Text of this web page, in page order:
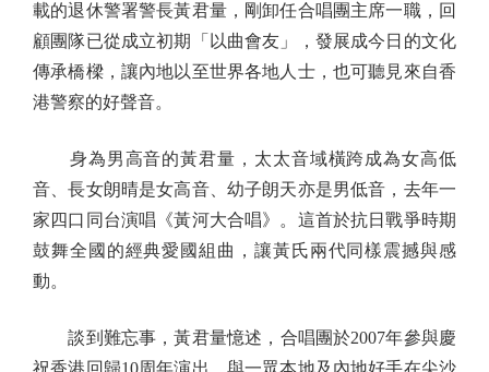
載的退休警署警長黃君量，剛卸任合唱團主席一職，回
顧團隊已從成立初期「以曲會友」，發展成今日的文化
傳承橋樑，讓內地以至世界各地人士，也可聽見來自香
港警察的好聲音。
身為男高音的黃君量，太太音域橫跨成為女高低
音、長女朗晴是女高音、幼子朗天亦是男低音，去年一
家四口同台演唱《黃河大合唱》。這首於抗日戰爭時期
鼓舞全國的經典愛國組曲，讓黃氏兩代同樣震撼與感
動。
談到難忘事，黃君量憶述，合唱團於2007年參與慶